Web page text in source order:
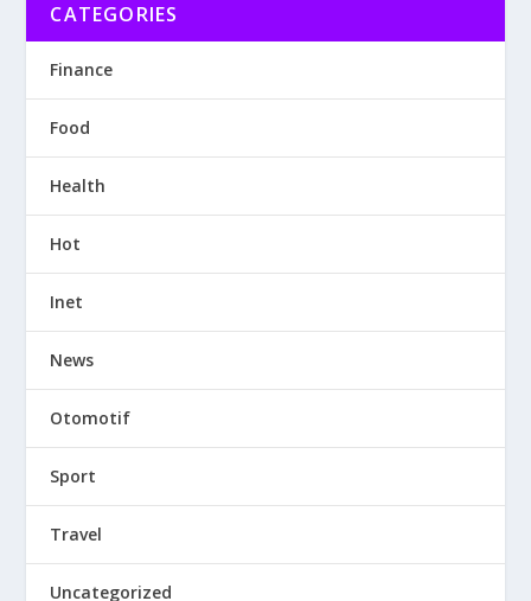
CATEGORIES
Finance
Food
Health
Hot
Inet
News
Otomotif
Sport
Travel
Uncategorized